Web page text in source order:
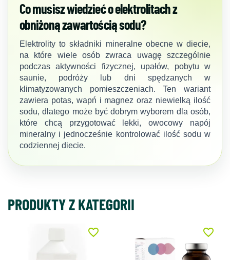
Co musisz wiedzieć o elektrolitach z
obniżoną zawartością sodu?
Elektrolity to składniki mineralne obecne w diecie,
na które wiele osób zwraca uwagę szczególnie
podczas aktywności fizycznej, upałów, pobytu w
saunie, podróży lub dni spędzanych w
klimatyzowanych pomieszczeniach. Ten wariant
zawiera potas, wapń i magnez oraz niewielką ilość
sodu, dlatego może być dobrym wyborem dla osób,
które chcą przygotować lekki, owocowy napój
mineralny i jednocześnie kontrolować ilość sodu w
codziennej diecie.
PRODUKTY Z KATEGORII
favorite_border favorite_border